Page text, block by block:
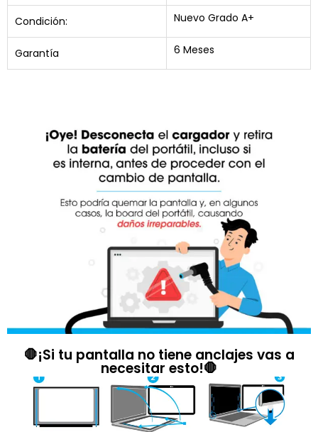
Condición: Nuevo Grado A+
Garantía 6 Meses
🛑¡Si tu pantalla no tiene anclajes vas a
necesitar esto!🛑